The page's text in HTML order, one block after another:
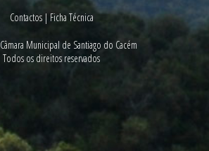
Contactos| Ficha Técnica
Câmara Municipal de Santiago do Cacém
Todos os direitos reservados